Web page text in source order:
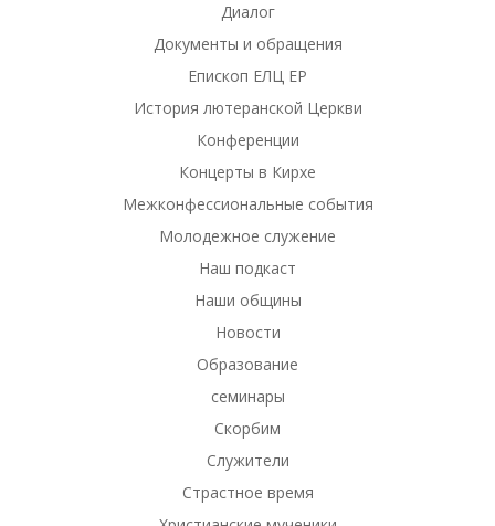
Диалог
Документы и обращения
Епископ ЕЛЦ ЕР
История лютеранской Церкви
Конференции
Концерты в Кирхе
Межконфессиональные события
Молодежное служение
Наш подкаст
Наши общины
Новости
Образование
семинары
Скорбим
Служители
Страстное время